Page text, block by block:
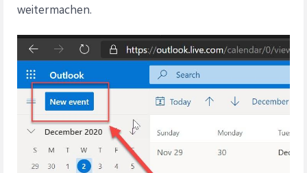
weitermachen.